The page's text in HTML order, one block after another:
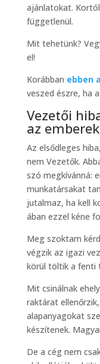
ajánlatokat.
függetlenül.
Mit tehetünk?
el!
Korábban ebben
veszed észre, ha
Vezetői
az emberek
Az elsődleges
nem Vezetők.
szó megkívánná:
munkatársakat
jutalmaz, ha kell
ában ezzel kéne
Meg szoktam
végzik az igazi
körül töltik a fenti
Mit csinálnak
raktárat
alapanyagokat
készítenek.
De a cég nem